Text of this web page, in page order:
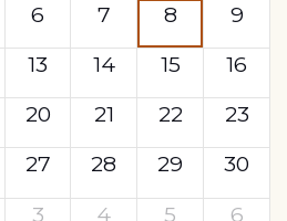
6 7 8
9
13 14 15
16
20 21 22
23
27 28 29
30
3 4 5 6